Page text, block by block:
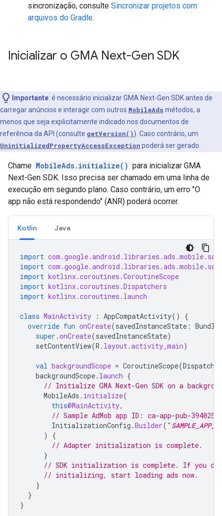
sincronização, consulte Sincronizar projetos com
arquivos do Gradle.
Inicializar o GMA Next-Gen SDK
Importante: é necessário inicializarGMA Next-Gen SDKantes de
carregar anúncios e interagir com outros MobileAds métodos, a
menos que seja explicitamente indicado nos documentos de
referência da API (consulte getVersion()). Caso contrário, um
UninitializedPropertyAccessException poderá ser gerado.
Chame MobileAds.initialize() para inicializar GMA
Next-Gen SDK. Isso precisa ser chamado em uma linha de
execução em segundo plano. Caso contrário, um erro "O
app não está respondendo" (ANR) poderá ocorrer.
Kotlin Java
import
import
import kotlinx.coroutines.CoroutineScope
import kotlinx.coroutines.Dispatchers
import kotlinx.coroutines.launch
class MainActivity : AppCompatActivity()
{
override fun onCreate(savedInstanceState :
super .onCreate(savedInstanceState)
setContentView(R . layout.activity_main)
val backgroundScope = CoroutineScope(
backgroundScope. launch {
// Initialize GMA Next-Gen SDK on a
MobileAds . initialize(
this@MainActivity,
// Sample AdMob app ID: ca-app-pub-
InitializationConfig .Builder( "
)
{
// Adapter initialization is complete.
}
// SDK initialization is complete. If you
// initializing, start loading ads now.
}
}
}